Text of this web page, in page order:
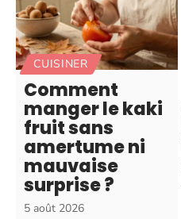
CUISINER
Comment
manger le kaki
fruit sans
amertume ni
mauvaise
surprise ?
5 août 2026